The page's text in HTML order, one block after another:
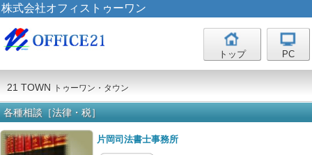
株式会社オフィストゥーワン
トップ PC
21 TOWN トゥーワン・タウン
各種相談［法律・税］
片岡司法書士事務所